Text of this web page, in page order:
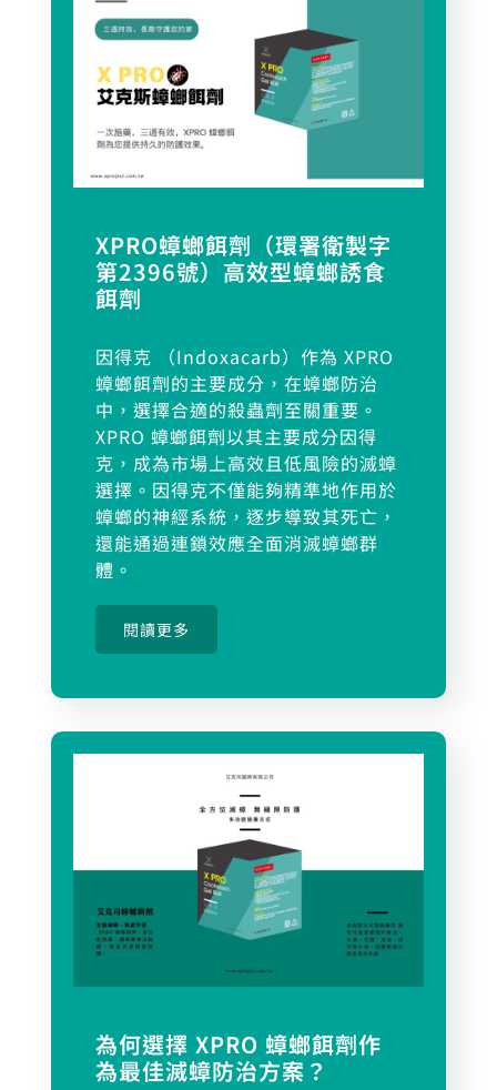
XPRO蟑螂餌劑（環署衛製字
第2396號）高效型蟑螂誘食
餌劑
因得克 （Indoxacarb）作為 XPRO
蟑螂餌劑的主要成分，在蟑螂防治
中，選擇合適的殺蟲劑至關重要。
XPRO 蟑螂餌劑以其主要成分因得
克，成為市場上高效且低風險的滅蟑
選擇。因得克不僅能夠精準地作用於
蟑螂的神經系統，逐步導致其死亡，
還能通過連鎖效應全面消滅蟑螂群
體。
閱讀更多
為何選擇 XPRO 蟑螂餌劑作
為最佳滅蟑防治方案？